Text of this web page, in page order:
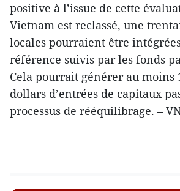
positive à l’issue de cette
Vietnam est reclassé, une
locales pourraient être
référence suivis par les fonds
Cela pourrait générer au
dollars d’entrées de capitaux
processus de rééquilibrage. –